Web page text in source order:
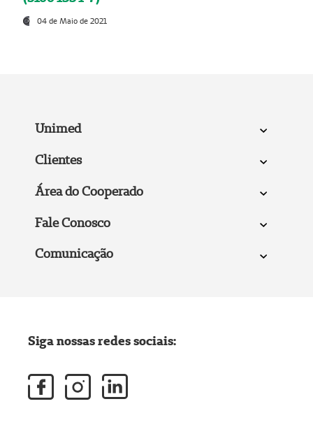
04 de Maio de 2021
Unimed
Clientes
Área do Cooperado
Fale Conosco
Comunicação
Siga nossas redes sociais: